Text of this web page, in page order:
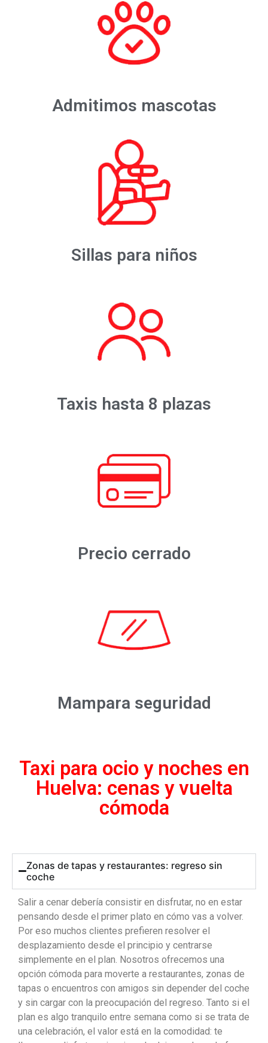
Admitimos mascotas
Sillas para niños
Taxis hasta 8 plazas
Precio cerrado
Mampara seguridad
Taxi para ocio y noches en
Huelva: cenas y vuelta
cómoda
Zonas de tapas y restaurantes: regreso sin
coche
Salir a cenar debería consistir en disfrutar, no en estar
pensando desde el primer plato en cómo vas a volver.
Por eso muchos clientes prefieren resolver el
desplazamiento desde el principio y centrarse
simplemente en el plan. Nosotros ofrecemos una
opción cómoda para moverte a restaurantes, zonas de
tapas o encuentros con amigos sin depender del coche
y sin cargar con la preocupación del regreso. Tanto si el
plan es algo tranquilo entre semana como si se trata de
una celebración, el valor está en la comodidad: te